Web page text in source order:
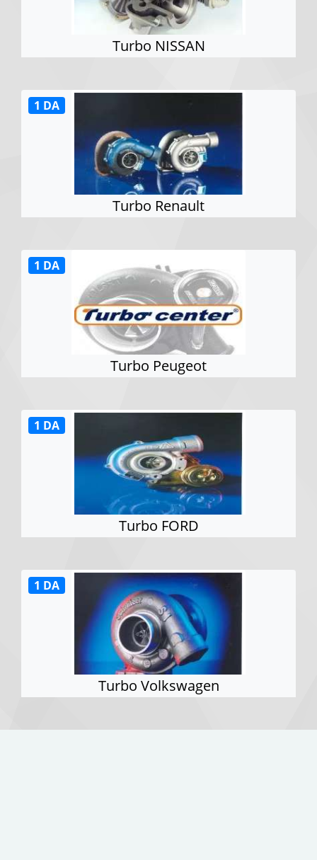
Turbo NISSAN
Turbo Renault
1 DA
Turbo Peugeot
1 DA
Turbo FORD
1 DA
Turbo Volkswagen
1 DA